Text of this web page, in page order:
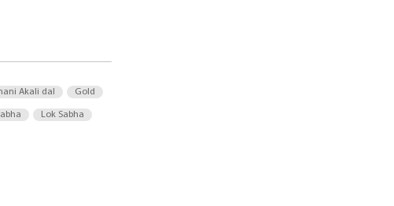
Akali dal Gold
Lok Sabha